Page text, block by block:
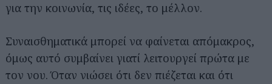
για την κοινωνία, τις ιδέες, το μέλλον.
Συναισθηματικά μπορεί να φαίνεται απόμακρος,
όμως αυτό συμβαίνει γιατί λειτουργεί πρώτα με
τον νου. Όταν νιώσει ότι δεν πιέζεται και ότι